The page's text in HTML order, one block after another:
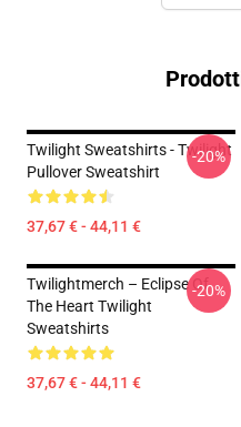
Twilight Sweatshirts - Twilight
Pullover Sweatshirt
37,67 € - 44,11 €
-20%
Twilightmerch – Eclipse Of
The Heart Twilight
Sweatshirts
37,67 € - 44,11 €
-20%